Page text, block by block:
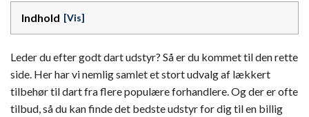
Indhold
Leder du efter godt dart udstyr? Så er du kommet til den rette
side. Her har vi nemlig samlet et stort udvalg af lækkert
tilbehør til dart fra flere populære forhandlere. Og der er ofte
tilbud, så du kan finde det bedste udstyr for dig til en billig